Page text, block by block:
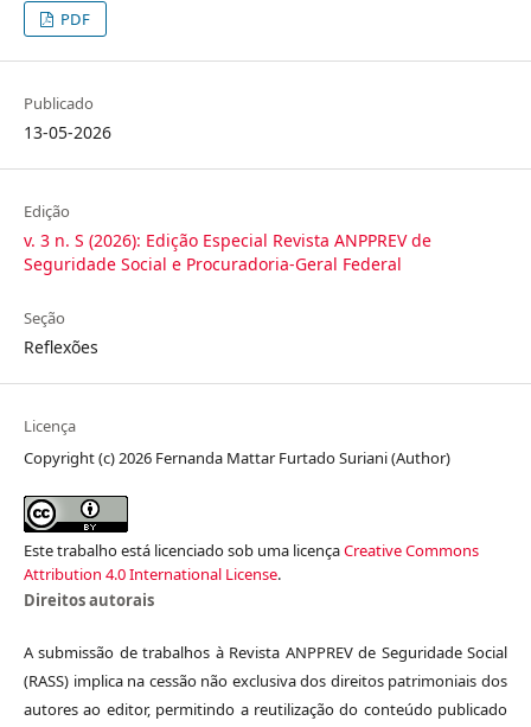
PDF
Publicado
13-05-2026
Edição
v. 3 n. S (2026): Edição Especial Revista ANPPREV de
Seguridade Social e Procuradoria-Geral Federal
Seção
Reflexões
Licença
Copyright (c) 2026 Fernanda Mattar Furtado Suriani (Author)
Este trabalho está licenciado sob uma licençaCreative Commons
Attribution 4.0 International License.
Direitos autorais
A submissão de trabalhos à Revista ANPPREV de Seguridade Social
(RASS) implica na cessão não exclusiva dos direitos patrimoniais dos
autores ao editor, permitindo a reutilização do conteúdo publicado